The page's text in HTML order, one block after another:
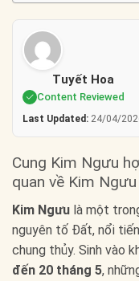
Tuyết Hoa
Content Reviewed
Last Updated: 24/04/
Cung Kim Ngưu
quan về Kim Ngưu
Kim Ngưu là một
nguyên tố Đất, nổi
chung thủy. Sinh vào
đến 20 tháng 5,